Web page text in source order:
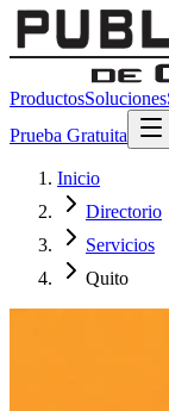
ProductosSoluciones
Prueba Gratuita
Inicio
Directorio
Servicios
Quito